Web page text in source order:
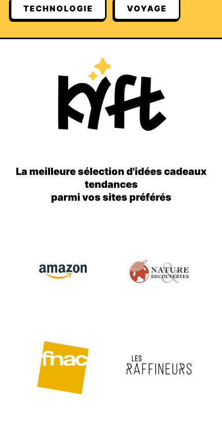
TECHNOLOGIE VOYAGE
La meilleure sélection d'idées cadeaux
tendances
parmi vos sites préférés